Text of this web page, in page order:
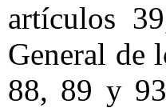
artículos
General de
88, 89 y